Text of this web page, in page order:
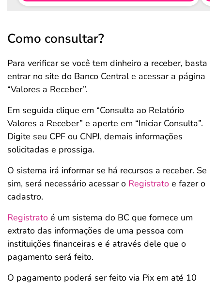
Como consultar?
Para verificar se você tem dinheiro a receber, basta
entrar no site do Banco Central e acessar a página
“Valores a Receber”.
Em seguida clique em “Consulta ao Relatório
Valores a Receber” e aperte em “Iniciar Consulta”.
Digite seu CPF ou CNPJ, demais informações
solicitadas e prossiga.
O sistema irá informar se há recursos a receber. Se
sim, será necessário acessar o Registrato e fazer o
cadastro.
Registrato é um sistema do BC que fornece um
extrato das informações de uma pessoa com
instituições financeiras e é através dele que o
pagamento será feito.
O pagamento poderá ser feito via Pix em até 10